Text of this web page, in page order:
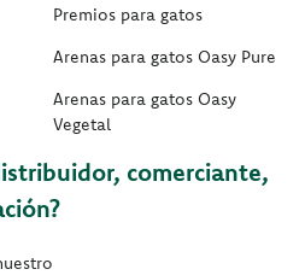
Premios para gatos
Arenas para gatos Oasy Pure
Arenas para gatos Oasy
Vegetal
comerciante,